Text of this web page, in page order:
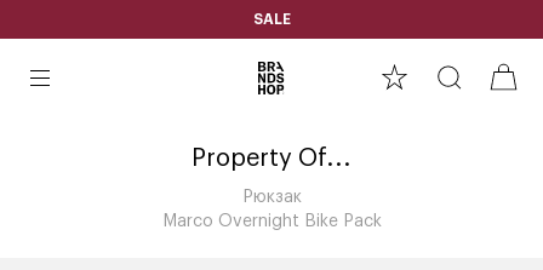
SALE
Property Of...
Рюкзак
Marco Overnight Bike Pack